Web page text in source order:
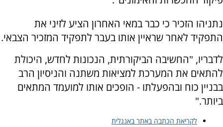
נתניהו הזכיר כי כבר במאי האחרון הציע לזיני את
התפקיד לאחר שראיין אותו בעבר לתפקיד המזכיר הצבאי.
לדבריו, "החשיבה הביקורתית, הנכונות לחדש, היכולת
להתאים את המערכת למציאות משתנה והניסיון הרב
בבניין כוח ובהפעלתו - הופכים אותו למועמד המתאים
ביותר."
לקריאת הכתבה באתר באנגלית